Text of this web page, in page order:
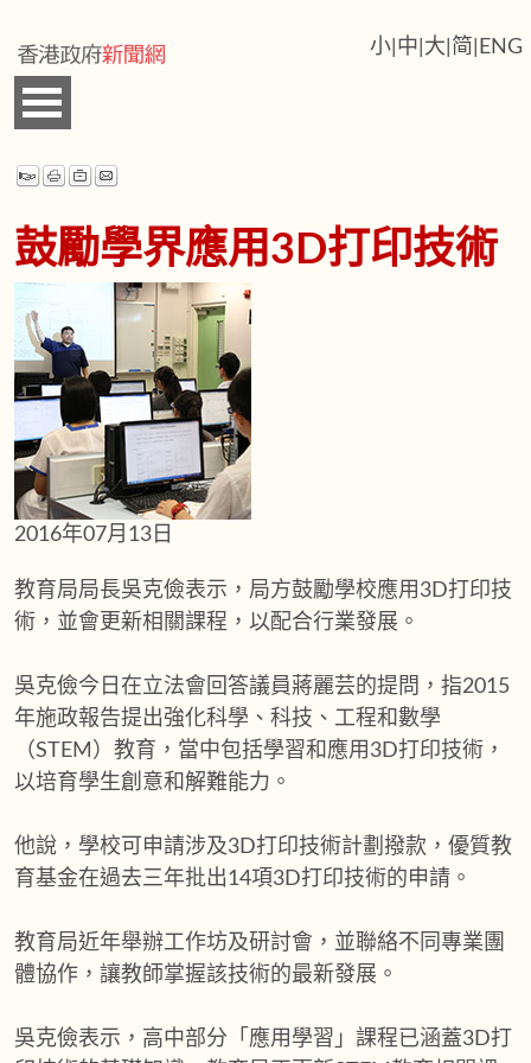
ENG
简
大
中
小
鼓勵學界應用3D打印技術
2016年07月13日
教育局局長吳克儉表示，局方鼓勵學校應用3D打印技
術，並會更新相關課程，以配合行業發展。
吳克儉今日在立法會回答議員蔣麗芸的提問，指2015
年施政報告提出強化科學、科技、工程和數學
（STEM）教育，當中包括學習和應用3D打印技術，
以培育學生創意和解難能力。
他說，學校可申請涉及3D打印技術計劃撥款，優質教
育基金在過去三年批出14項3D打印技術的申請。
教育局近年舉辦工作坊及研討會，並聯絡不同專業團
體協作，讓教師掌握該技術的最新發展。
吳克儉表示，高中部分「應用學習」課程已涵蓋3D打